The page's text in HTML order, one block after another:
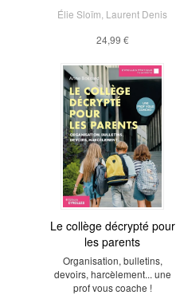
Élie Sloïm Laurent Denis
24,99 €
Le collège décrypté pour
les parents
Organisation, bulletins,
devoirs, harcèlement... une
prof vous coache !